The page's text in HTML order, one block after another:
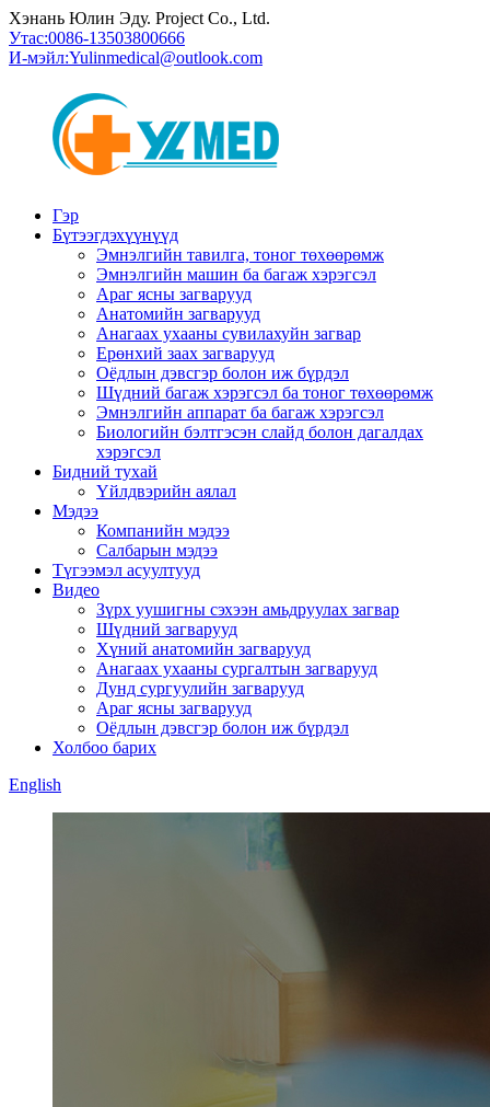
Хэнань Юлин Эду. Project Co., Ltd.
Утас:0086-13503800666
И-мэйл:Yulinmedical@outlook.com
Гэр
Бүтээгдэхүүнүүд
Эмнэлгийн тавилга, тоног төхөөрөмж
Эмнэлгийн машин ба багаж хэрэгсэл
Араг ясны загварууд
Анатомийн загварууд
Анагаах ухааны сувилахуйн загвар
Ерөнхий заах загварууд
Оёдлын дэвсгэр болон иж бүрдэл
Шүдний багаж хэрэгсэл ба тоног төхөөрөмж
Эмнэлгийн аппарат ба багаж хэрэгсэл
Биологийн бэлтгэсэн слайд болон дагалдах
хэрэгсэл
Бидний тухай
Үйлдвэрийн аялал
Мэдээ
Компанийн мэдээ
Салбарын мэдээ
Түгээмэл асуултууд
Видео
Зүрх уушигны сэхээн амьдруулах загвар
Шүдний загварууд
Хүний анатомийн загварууд
Анагаах ухааны сургалтын загварууд
Дунд сургуулийн загварууд
Араг ясны загварууд
Оёдлын дэвсгэр болон иж бүрдэл
Холбоо барих
English